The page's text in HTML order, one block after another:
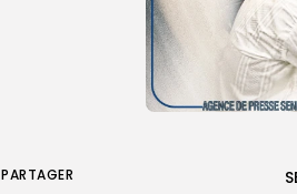
PARTAGER